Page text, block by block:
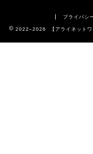
プライバシ
2022–2026 【アライネットワ